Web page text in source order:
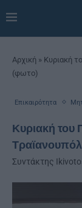
Αρχική » Κυριακή
(φωτο)
Επικαιρότητα
Κυριακή του
Συντάκτης